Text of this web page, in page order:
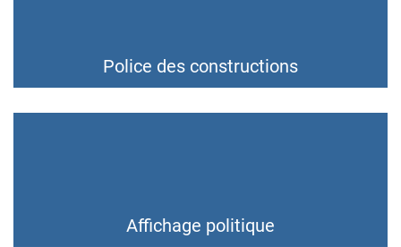
Police des constructions
Affichage politique